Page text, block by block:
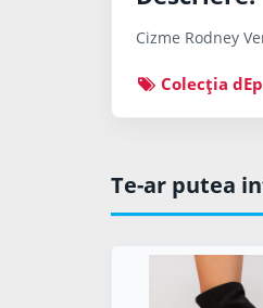
Cizme Rodney
Colecţia
Te-ar putea